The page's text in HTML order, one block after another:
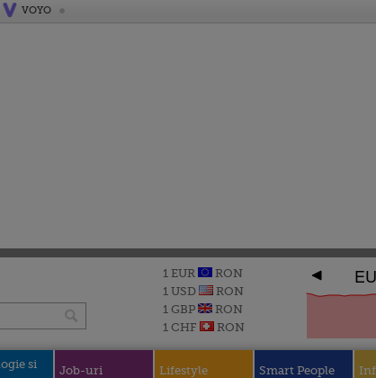
VOYO
1 EUR
RON
1 USD
RON
1 GBP
RON
1 CHF
RON
si
Job-uri Lifestyle Smart People